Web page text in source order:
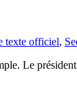
texte officiel,
Le